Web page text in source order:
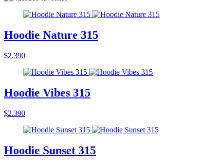
Hoodie Nature 315
$2.390
Hoodie Vibes 315
$2.390
Hoodie Sunset 315